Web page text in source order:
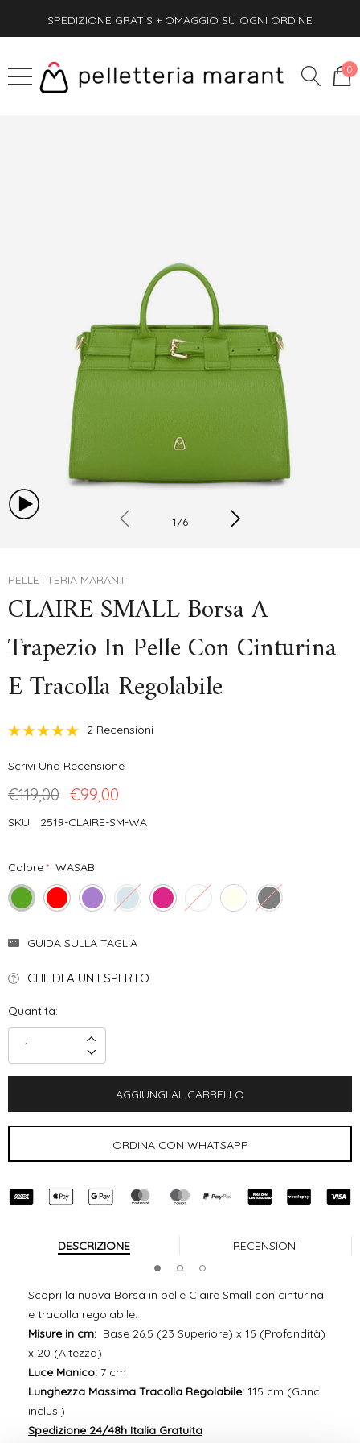
SPEDIZIONE GRATIS + OMAGGIO SU OGNI ORDINE
PAGA ANCHE ALLA CONSEGNA
SPEDIZIONE GRATIS + OMAGGIO SU OGNI ORDINE
0
1/6
PELLETTERIA MARANT
CLAIRE SMALL Borsa A
Trapezio In Pelle Con Cinturina
E Tracolla Regolabile
2 Recensioni
Scrivi Una Recensione
€119,00 €99,00
SKU: 2519-CLAIRE-SM-WA
Colore* WASABI
Attuale:GUIDA SULLA TAGLIA
CHIEDI A UN ESPERTO
Quantità:
Incrementa Quantità:
DESCRIZIONE RECENSIONI
Scopri la nuova Borsa in pelle Claire Small con cinturina
e tracolla regolabile.
Misure in cm: Base 26,5 (23 Superiore) x 15 (Profondità)
x 20 (Altezza)
Luce Manico: 7 cm
Lunghezza Massima Tracolla Regolabile: 115 cm (Ganci
inclusi)
Spedizione 24/48h Italia Gratuita